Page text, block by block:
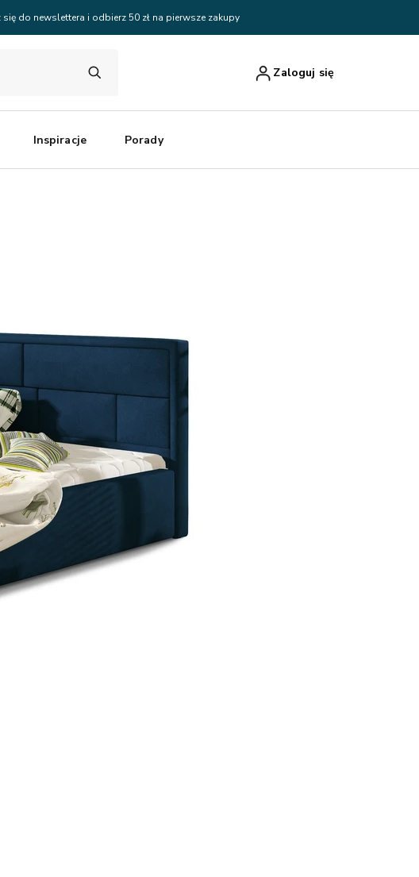
się do newslettera i odbierz 50 zł na pierwsze zakupy
Zaloguj się
Inspiracje Porady